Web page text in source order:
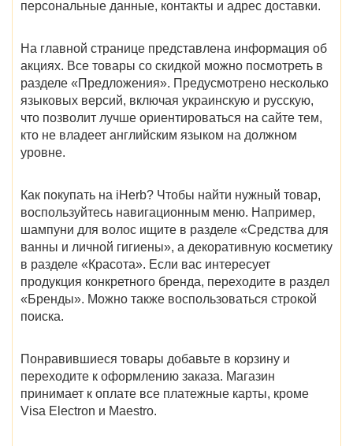
персональные данные, контакты и адрес доставки.
На главной странице представлена информация об
акциях. Все товары со скидкой можно посмотреть в
разделе «Предложения». Предусмотрено несколько
языковых версий, включая украинскую и русскую,
что позволит лучше ориентироваться на сайте тем,
кто не владеет английским языком на должном
уровне.
Как покупать на iHerb? Чтобы найти нужный товар,
воспользуйтесь навигационным меню. Например,
шампуни для волос ищите в разделе «Средства для
ванны и личной гигиены», а декоративную косметику
в разделе «Красота». Если вас интересует
продукция конкретного бренда, переходите в раздел
«Бренды». Можно также воспользоваться строкой
поиска.
Понравившиеся товары добавьте в корзину и
переходите к оформлению заказа. Магазин
принимает к оплате все платежные карты, кроме
Visa Electron и Maestro.